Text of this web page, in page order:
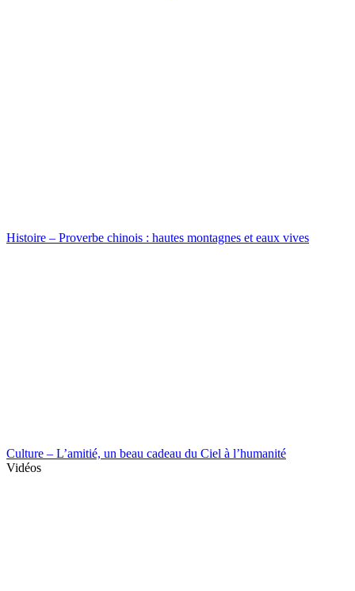
Histoire – Proverbe chinois : hautes montagnes et eaux vives
Culture – L’amitié, un beau cadeau du Ciel à l’humanité
Vidéos